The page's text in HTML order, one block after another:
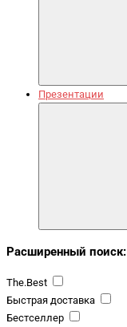
Презентации
Расширенный поиск:
The.Best
Быстрая доставка
Бестселлер